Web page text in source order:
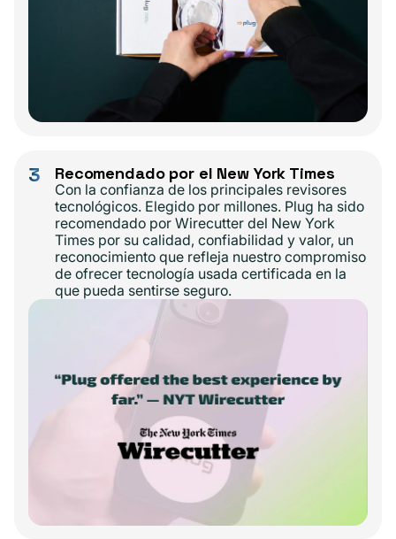
3 Recomendado por el New York Times
Con la confianza de los principales revisores
tecnológicos. Elegido por millones. Plug ha sido
recomendado por Wirecutter del New York
Times por su calidad, confiabilidad y valor, un
reconocimiento que refleja nuestro compromiso
de ofrecer tecnología usada certificada en la
que pueda sentirse seguro.